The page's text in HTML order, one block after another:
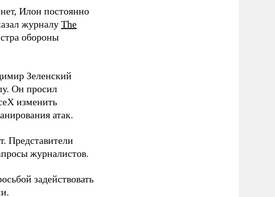
Илон постоянно
журналу The
обороны
Зеленский
Он просил
изменить
атак.
Представители
журналистов.
задействовать